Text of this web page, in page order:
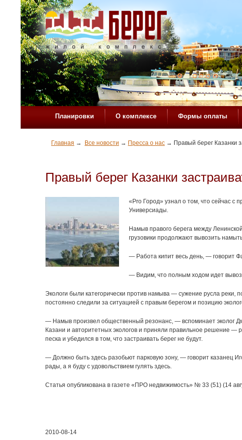
Планировки О комплексе Формы оплаты
Главная → Все новости → Пресса о нас → Правый берег Казанки
Правый берег Казанки
«Pro Город» узнал о том, что сейчас с
Универсиады.
Намыв правого берега между
грузовики продолжают вывозить
— Работа кипит весь день, — говорит
— Видим, что полным ходом идет вывоз
Экологи были категорически против намыва — сужение русла реки,
постоянно следили за ситуацией с правым берегом и позицию
— Намыв произвел общественный резонанс, — вспоминает эколог
Казани и авторитетных экологов и приняли правильное решение
песка и убедился в том, что застраивать берег не будут.
— Должно быть здесь разобьют парковую зону, — говорит казанец
рады, а я буду с удовольствием гулять здесь.
Статья опубликована в газете «ПРО недвижимость» № 33 (51) (14
2010-08-14